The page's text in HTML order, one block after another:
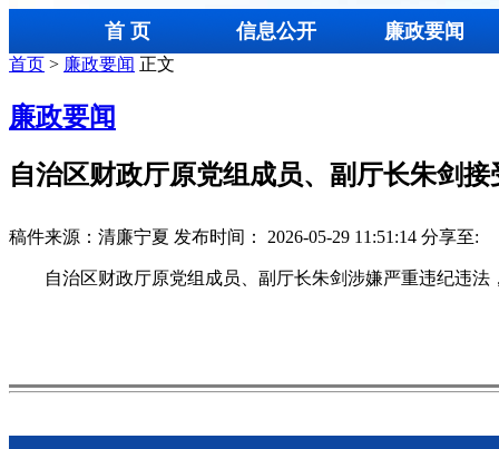
首 页 信息公开 廉政要闻
首页 > 廉政要闻 正文
廉政要闻
自治区财政厅原党组成员、副厅长朱剑
稿件来源：清廉宁夏 发布时间： 2026-05-29 11:51:14 分享至:
自治区财政厅原党组成员、副厅长朱剑涉嫌严重违纪违法